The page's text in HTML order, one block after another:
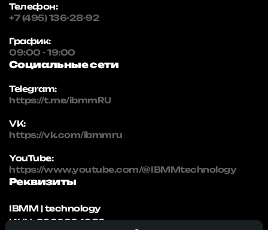
Телефон:
+7 (495) 136-28-92
График:
09:00 - 19:00
Социальные сети
Telegram:
https://t.me/ibmmRU
VK:
https://vk.com/ibmmru
YouTube:
https://www.youtube.com/@IBMMtechnology
Реквизиты
IBMM | technology
ИНН: 5032334982